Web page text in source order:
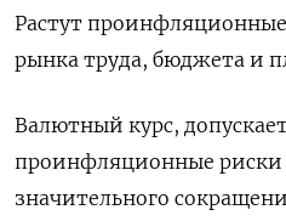
Растут
рынка труда, бюджета и
Валютный курс,
проинфляционные риски
значительного